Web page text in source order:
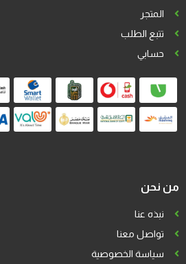
المتجر
تتبع الطلب
حسابي
من نحن
نبذه عنا
تواصل معنا
سياسة الخصوصية